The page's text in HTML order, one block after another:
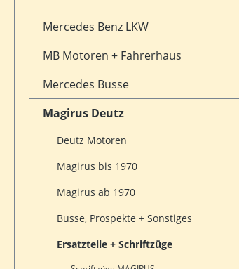
Mercedes Benz LKW
MB Motoren + Fahrerhaus
Mercedes Busse
Magirus Deutz
Deutz Motoren
Magirus bis 1970
Magirus ab 1970
Busse, Prospekte + Sonstiges
Ersatzteile + Schriftzüge